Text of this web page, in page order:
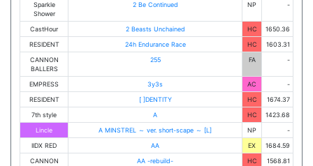
Sparkle
Shower
2 Be Continued NP -
CastHour 2 Beasts Unchained HC
1650.36
RESIDENT
24h Endurance Race HC
1603.31
CANNON
BALLERS
255 FA -
EMPRESS 3y3s AC
-
RESIDENT
[ ]DENTITY HC
1674.37
7th style
A HC
1423.68
Lincle
A MINSTREL ～ ver. short-scape ～ [L] NP
-
IIDX RED
AA EX
1684.59
CANNON
AA -rebuild- HC 1568.81